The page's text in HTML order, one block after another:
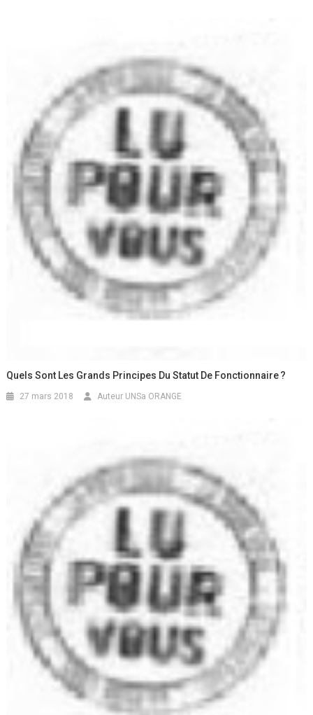
Quels Sont Les Grands Principes Du Statut De Fonctionnaire ?
27 mars 2018 Auteur UNSa ORANGE